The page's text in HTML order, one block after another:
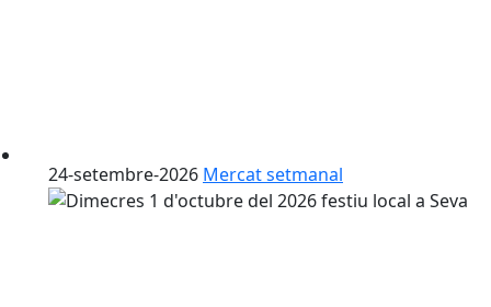
24-setembre-2026 Mercat setmanal